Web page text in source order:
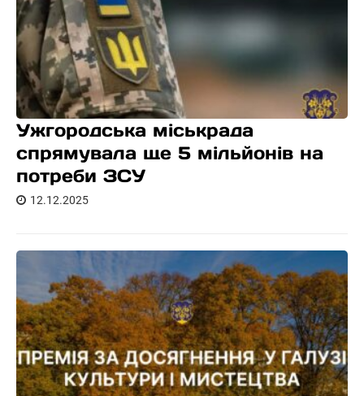
Ужгородська міськрада
спрямувала ще 5 мільйонів на
потреби ЗСУ
12.12.2025